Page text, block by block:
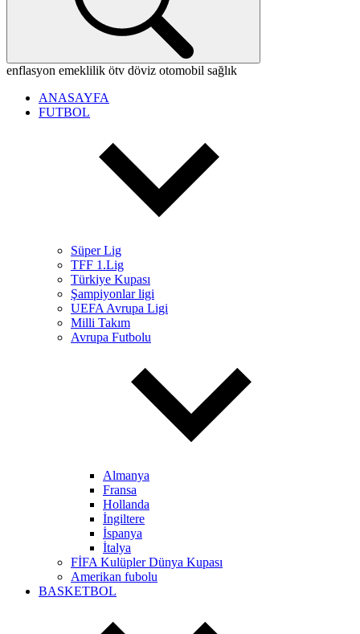
enflasyon emeklilik ötv döviz otomobil sağlık
ANASAYFA
FUTBOL
Süper Lig
TFF 1.Lig
Türkiye Kupası
Şampiyonlar ligi
UEFA Avrupa Ligi
Milli Takım
Avrupa Futbolu
Almanya
Fransa
Hollanda
İngiltere
İspanya
İtalya
FİFA Kulüpler Dünya Kupası
Amerikan fubolu
BASKETBOL